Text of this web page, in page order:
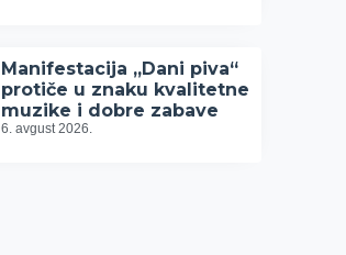
Manifestacija „Dani piva“
protiče u znaku kvalitetne
muzike i dobre zabave
6. avgust 2026.